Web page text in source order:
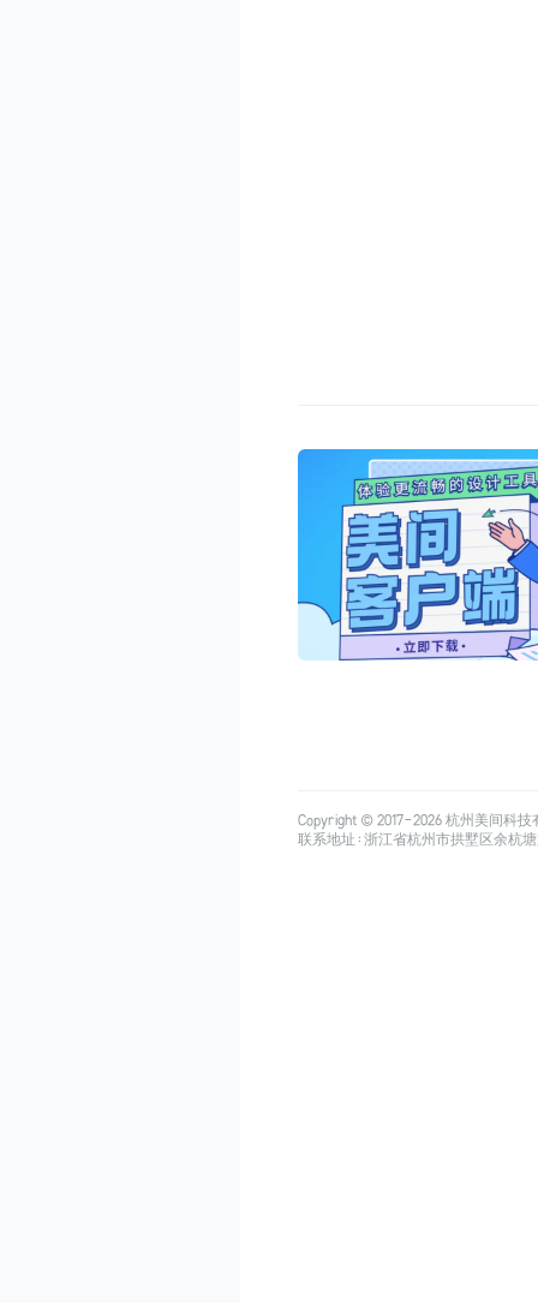
Copyright © 2017-2026杭州美间科技
联系地址：浙江省杭州市拱墅区余杭